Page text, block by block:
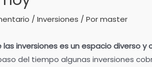
/ Inversiones / Pormaster
las inversiones es un espacio diverso y
del tiempo algunas inversiones